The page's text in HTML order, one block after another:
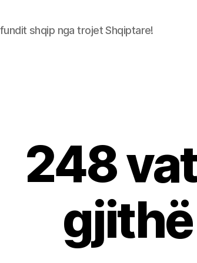
shqip nga trojet Shqiptare!
248